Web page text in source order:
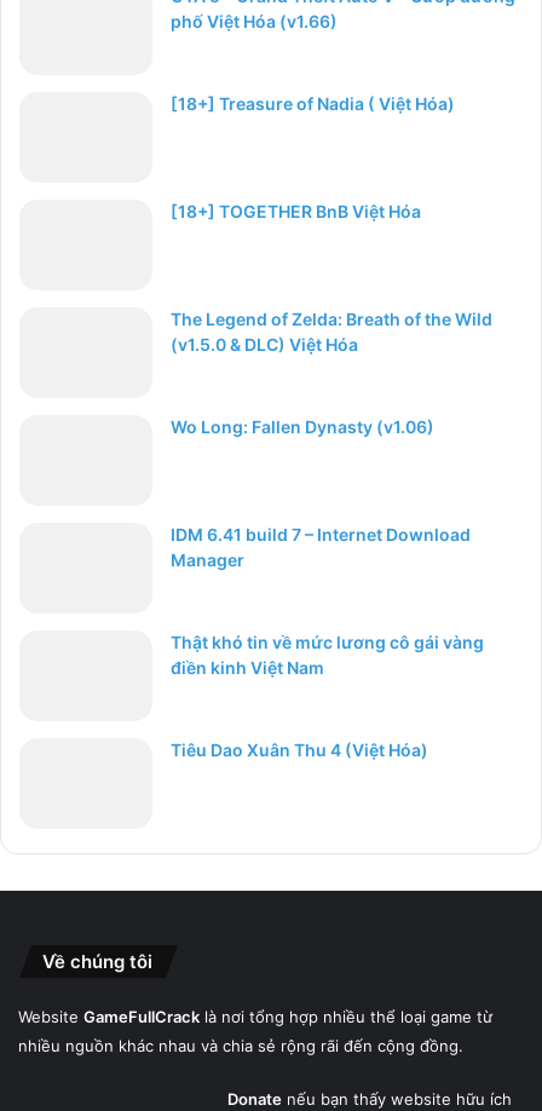
phố Việt Hóa (v1.66)
[18+] Treasure of Nadia ( Việt Hóa)
[18+] TOGETHER BnB Việt Hóa
The Legend of Zelda: Breath of the Wild
(v1.5.0 & DLC) Việt Hóa
Wo Long: Fallen Dynasty (v1.06)
IDM 6.41 build 7 – Internet Download
Manager
Thật khó tin về mức lương cô gái vàng
điền kinh Việt Nam
Tiêu Dao Xuân Thu 4 (Việt Hóa)
Về chúng tôi
Website GameFullCrack là nơi tổng hợp nhiều thể loại game từ
nhiều nguồn khác nhau và chia sẻ rộng rãi đến cộng đồng.
Donatenếu bạn thấy website hữu ích